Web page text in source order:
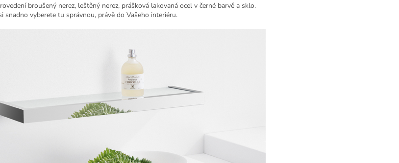
broušený nerez, leštěný nerez, prášková lakovaná ocel v černé barvě a sklo.
snadno vyberete tu správnou, právě do Vašeho interiéru.